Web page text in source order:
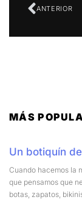
ANTERIOR
MÁS
Un botiquín
Cuando hacemos la
que pensamos que
botas, zapatos,